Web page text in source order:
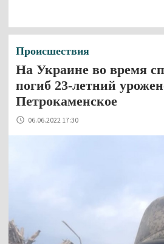
Происшествия
На Украине во время
погиб 23-летний
Петрокаменское
06.06.2022 17:30